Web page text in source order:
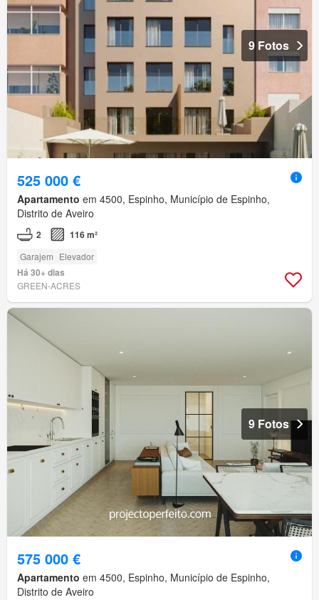
9 Fotos
525 000 €
Apartamento em 4500, Espinho, Município de Espinho,
Distrito de Aveiro
2 116 m²
Garajem Elevador
Há 30+ dias
GREEN-ACRES
9 Fotos
575 000 €
Apartamento em 4500, Espinho, Município de Espinho,
Distrito de Aveiro